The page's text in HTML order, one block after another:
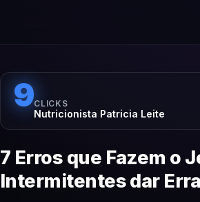
9CLICKS
Nutricionista Patricia Leite
7 Erros que Fazem o
Intermitentes dar